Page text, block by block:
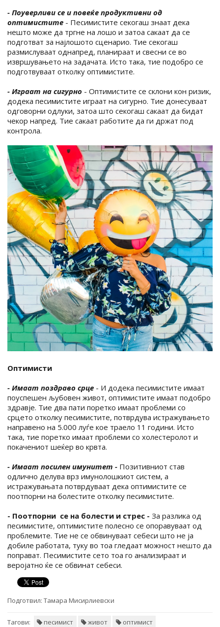
- Поуверливи се и повеќе продуктивни од
оптимистите - Песимистите секогаш знаат дека
нешто може да тргне на лошо и затоа сакаат да се
подготват за најлошото сценарио. Тие секогаш
размислуваат однапред, планираат и свесни се во
извршувањето на задачата. Исто така, тие подобро се
подготвуваат отколку оптимистите.
- Играат на сигурно - Оптимистите се склони кон ризик,
додека песимистите играат на сигурно. Тие донесуваат
одговорни одлуки, затоа што секогаш сакаат да бидат
чекор напред. Тие сакаат работите да ги држат под
контрола.
Оптимисти
- Имаат поздраво срце - И додека песимистите имаат
поуспешен љубовен живот, оптимистите имаат подобро
здравје. Тие два пати поретко имаат проблеми со
срцето отколку песимистите, потврдува истражувањето
направено на 5.000 луѓе кое траело 11 години. Исто
така, тие поретко имаат проблеми со холестеролот и
покачениот шеќер во крвта.
- Имаат посилен имунитет - Позитивниот став
одлично делува врз имунолошкиот систем, а
истражувањата потврдуваат дека оптимистите се
поотпорни на болестите отколку песимистите.
- Поотпорни се на болести и стрес - За разлика од
песимистите, оптимистите полесно се опоравуваат од
проблемите. Тие не се обвинуваат себеси што не ја
добиле работата, туку во тоа гледаат можност нешто да
поправат. Песимистите сето тоа го анализираат и
веројатно ќе се обвинат себеси.
Подготвил: Тамара Мисирлиевски
Тагови: песимист живот
оптимист